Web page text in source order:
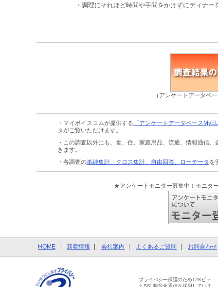
・調理にそれほど時間や手間をかけずにディナ
（アンケートデータベ
・マイボイスコムが提供する 「アンケートデータベース
タがご覧いただけます。
・この調査以外にも、食、住、家庭用品、流通、情報通信、
きます。
・各調査の単純集計、クロス集計、自由回答、ローデータ を
★アンケートモニター募集中！モニタ
HOME 新着情報 会社案内 よくあるご質問 お問合わせ
プライバシー保護のため128ビッ
トSSL暗号化通信を採用していま